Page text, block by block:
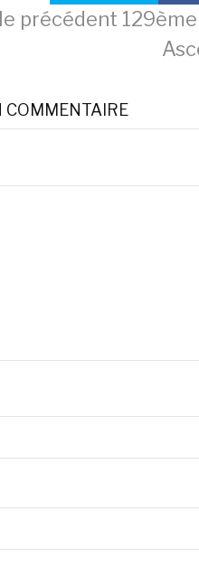
précédent
COMMENTAIRE